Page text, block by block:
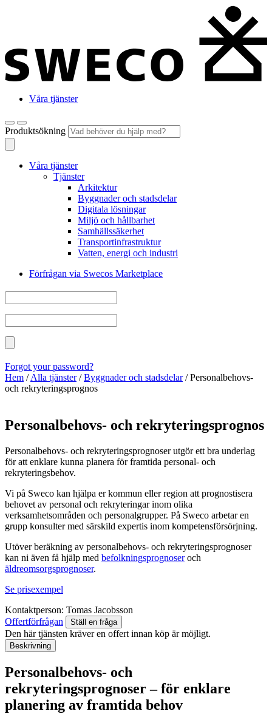
Våra tjänster
Produktsökning
Våra tjänster
Tjänster
Arkitektur
Byggnader och stadsdelar
Digitala lösningar
Miljö och hållbarhet
Samhällssäkerhet
Transportinfrastruktur
Vatten, energi och industri
Förfrågan via Swecos Marketplace
Forgot your password?
Hem /Alla tjänster/Byggnader och stadsdelar/Personalbehovs-
och rekryteringsprognos
Personalbehovs- och rekryteringsprognos
Personalbehovs- och rekryteringsprognoser utgör ett bra underlag
för att enklare kunna planera för framtida personal- och
rekryteringsbehov.
Vi på Sweco kan hjälpa er kommun eller region att prognostisera
behovet av personal och rekryteringar inom olika
verksamhetsområden och personalgrupper. På Sweco arbetar en
grupp konsulter med särskild expertis inom kompetensförsörjning.
Utöver beräkning av personalbehovs- och rekryteringsprognoser
kan ni även få hjälp med befolkningsprognoseroch
äldreomsorgsprognoser.
Se prisexempel
Kontaktperson: Tomas Jacobsson
Offertförfrågan
Ställ en fråga
Den här tjänsten kräver en offert innan köp är möjligt.
Beskrivning
Personalbehovs- och
rekryteringsprognoser – för enklare
planering av framtida behov